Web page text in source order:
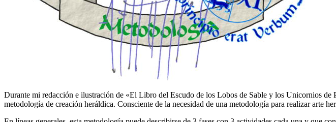
Durante mi redacción e ilustración de «El Libro del Escudo de los Lobos de Sable y los Unicornios de
metodología de creación heráldica. Consciente de la necesidad de una metodología para realizar arte